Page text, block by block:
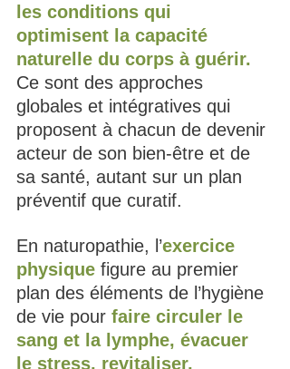
les conditions qui
optimisent la capacité
naturelle du corps à guérir.
Ce sont des approches
globales et intégratives qui
proposent à chacun de devenir
acteur de son bien-être et de
sa santé, autant sur un plan
préventif que curatif.
En naturopathie, l’exercice
physique figure au premier
plan des éléments de l’hygiène
de vie pour faire circuler le
sang et la lymphe, évacuer
le stress, revitaliser,